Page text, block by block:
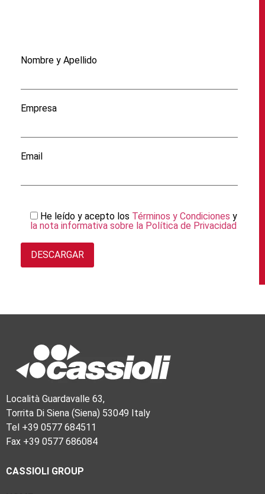
Nombre y Apellido
Empresa
Email
He leído y acepto los Términos y Condiciones y
la nota informativa sobre la Política de Privacidad
Località Guardavalle 63,
Torrita Di Siena (Siena) 53049 Italy
Tel +39 0577 684511
Fax +39 0577 686084
CASSIOLI GROUP